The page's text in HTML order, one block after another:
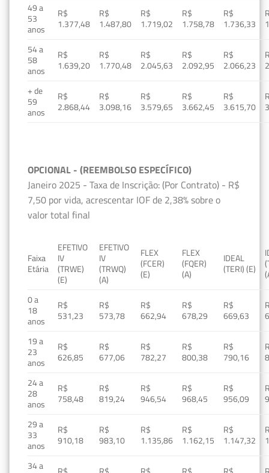
49 a
53
anos
R$
1.377,48
R$
1.487,80
R$
1.719,02
R$
1.758,78
R$
1.736,33
54 a
58
anos
R$
1.639,20
R$
1.770,48
R$
2.045,63
R$
2.092,95
R$
2.066,23
+ de
59
anos
R$
2.868,44
R$
3.098,16
R$
3.579,65
R$
3.662,45
R$
3.615,70
OPCIONAL - (REEMBOLSO ESPECÍFICO)
Janeiro 2025 - Taxa de Inscrição: (Por Contrato) - R$
7,50 por vida, acrescentar IOF de 2,38% sobre o
valor total final
Faixa
Etária
EFETIVO
IV
(TRWE)
(E)
EFETIVO
IV
(TRWQ)
(A)
FLEX
(FCER)
(E)
FLEX
(FQER)
(A)
IDEAL
(TERI) (E)
0 a
18
anos
R$
531,23
R$
573,78
R$
662,94
R$
678,29
R$
669,63
19 a
23
anos
R$
626,85
R$
677,06
R$
782,27
R$
800,38
R$
790,16
24 a
28
anos
R$
758,48
R$
819,24
R$
946,54
R$
968,45
R$
956,09
29 a
33
anos
R$
910,18
R$
983,10
R$
1.135,86
R$
1.162,15
R$
1.147,32
34 a